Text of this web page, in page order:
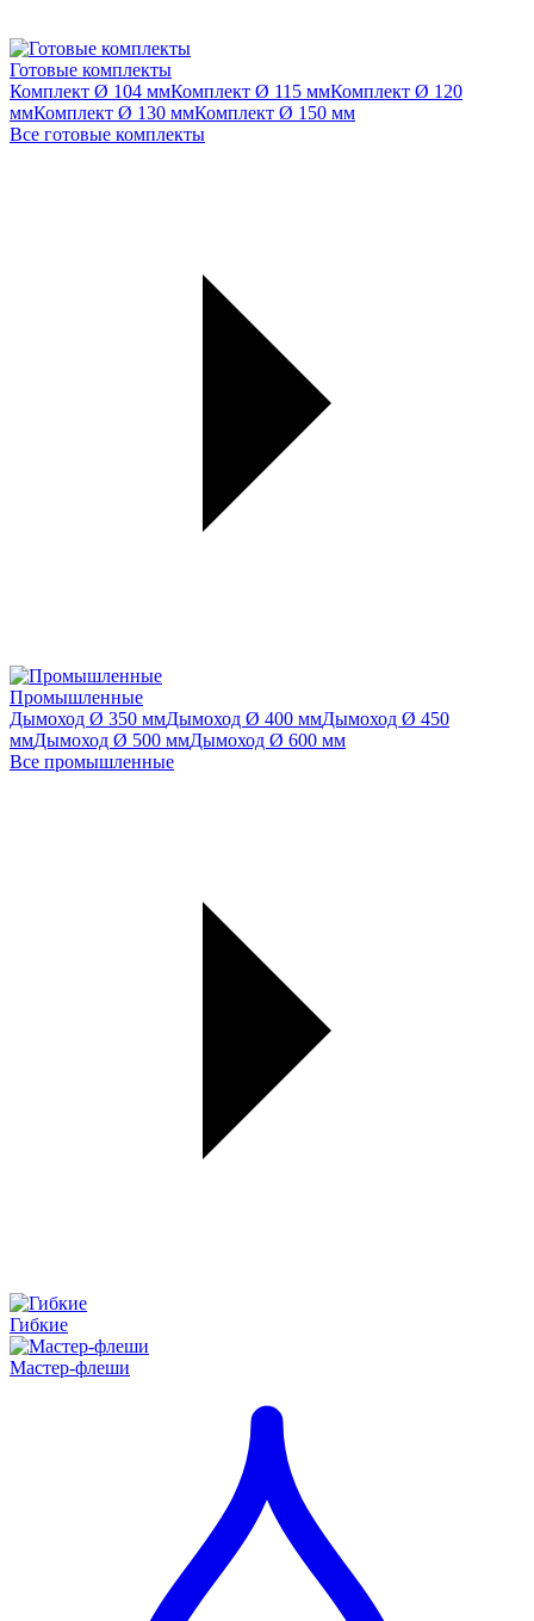
Готовые комплекты
Комплект Ø 104 ммКомплект Ø 115 ммКомплект Ø 120
ммКомплект Ø 130 ммКомплект Ø 150 мм
Все готовые комплекты
Промышленные
Дымоход Ø 350 ммДымоход Ø 400 ммДымоход Ø 450
ммДымоход Ø 500 ммДымоход Ø 600 мм
Все промышленные
Гибкие
Мастер-флеши